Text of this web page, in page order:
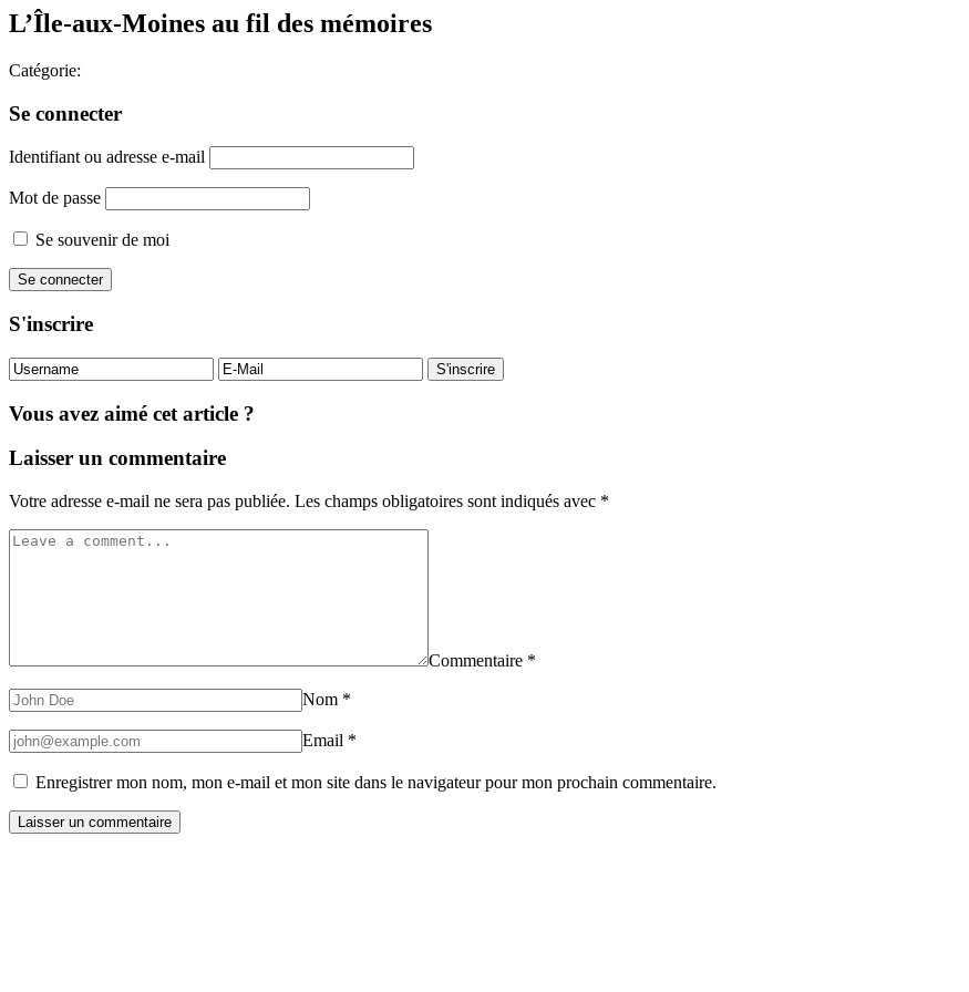
L’Île-aux-Moines au fil des mémoires
Catégorie:
Se connecter
Identifiant ou adresse e-mail
Mot de passe
Se souvenir de moi
S'inscrire
Vous avez aimé cet article ?
Laisser un commentaire
Votre adresse e-mail ne sera pas publiée. Les champs obligatoires sont indiqués avec *
Commentaire *
Nom *
Email *
Enregistrer mon nom, mon e-mail et mon site dans le navigateur pour mon prochain commentaire.